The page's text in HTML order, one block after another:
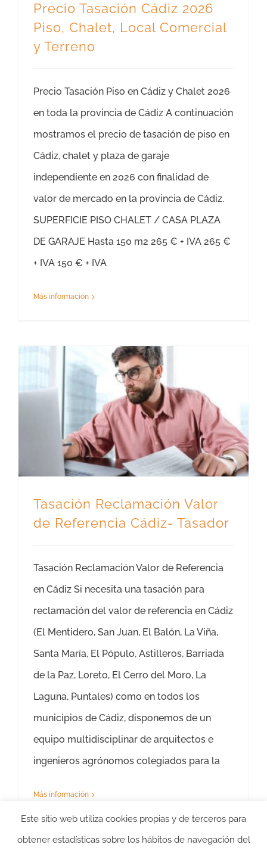
Precio Tasación Cádiz 2026
Piso, Chalet, Local Comercial
y Terreno
Precio Tasación Piso en Cádiz y Chalet 2026
en toda la provincia de Cádiz A continuación
mostramos el precio de tasación de piso en
Cádiz, chalet y plaza de garaje
independiente en 2026 con finalidad de
valor de mercado en la provincia de Cádiz.
SUPERFICIE PISO CHALET / CASA PLAZA
DE GARAJE Hasta 150 m2 265 € + IVA 265 €
+ IVA 150 € + IVA
Más información
Tasación Reclamación Valor
de Referencia Cádiz- Tasador
Tasación Reclamación Valor de Referencia
en Cádiz Si necesita una tasación para
reclamación del valor de referencia en Cádiz
(El Mentidero, San Juan, El Balón, La Viña,
Santa María, El Pópulo, Astilleros, Barriada
de la Paz, Loreto, El Cerro del Moro, La
Laguna, Puntales) como en todos los
municipios de Cádiz, disponemos de un
equipo multidisciplinar de arquitectos e
ingenieros agrónomos colegiados para la
Más información
Este sitio web utiliza cookies propias y de terceros para
obtener estadísticas sobre los hábitos de navegación del